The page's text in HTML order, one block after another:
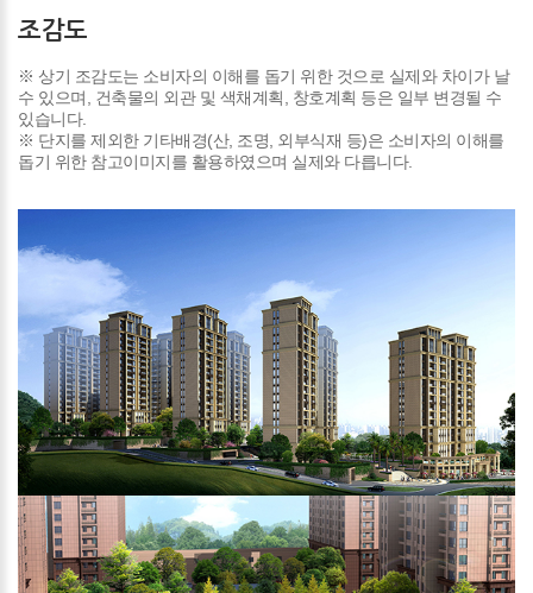
조감도
※ 상기 조감도는 소비자의 이해를 돕기 위한 것으로 실제와 차이가 날
수 있으며, 건축물의 외관 및 색채계획, 창호계획 등은 일부 변경될 수
있습니다.
※ 단지를 제외한 기타배경(산, 조명, 외부식재 등)은 소비자의 이해를
돕기 위한 참고이미지를 활용하였으며 실제와 다릅니다.